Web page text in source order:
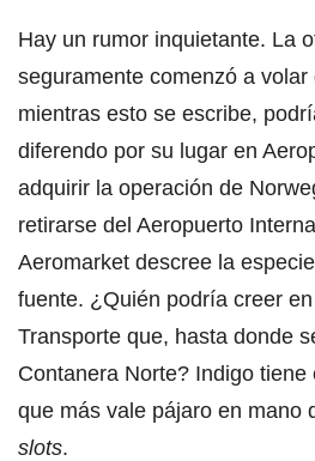
Hay un rumor inquietante. La
seguramente comenzó a volar
mientras esto se escribe,
diferendo por su lugar en
adquirir la operación de
retirarse del Aeropuerto
Aeromarket descree la
fuente. ¿Quién podría creer
Transporte que, hasta donde
Contanera Norte? Indigo
que más vale pájaro en mano
slots.